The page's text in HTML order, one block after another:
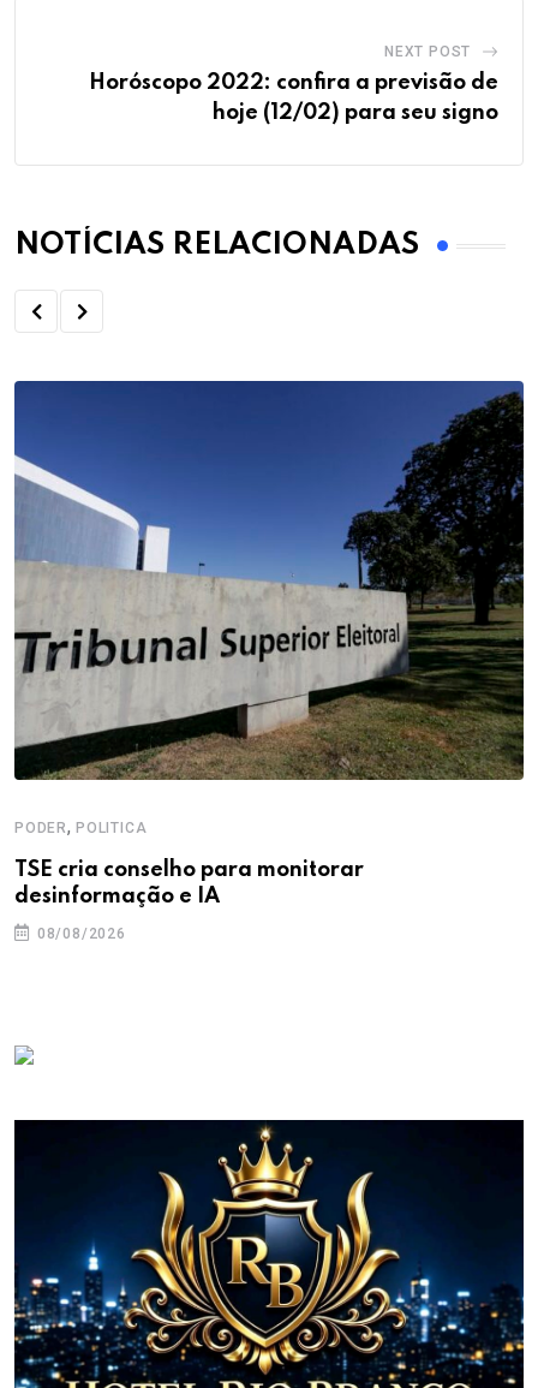
NEXT POST
Horóscopo 2022: confira a previsão de
hoje (12/02) para seu signo
NOTÍCIAS RELACIONADAS
PODER, POLITICA
TSE cria conselho para monitorar
desinformação e IA
08/08/2026